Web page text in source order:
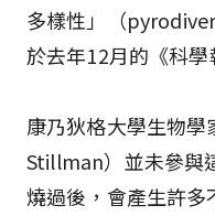
多樣性」（
於去年12月的《科學
康乃狄格大學生物
Stillman）並未參與
燒過後，會產生許